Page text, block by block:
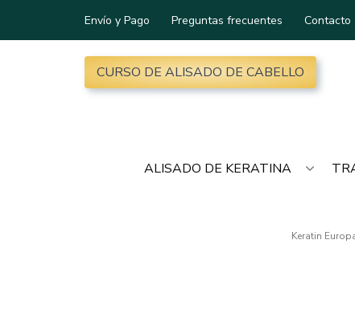
Envío y Pago Preguntas frecuentes Contacto
CURSO DE ALISADO DE CABELLO
ALISADO DE KERATINA
Keratin